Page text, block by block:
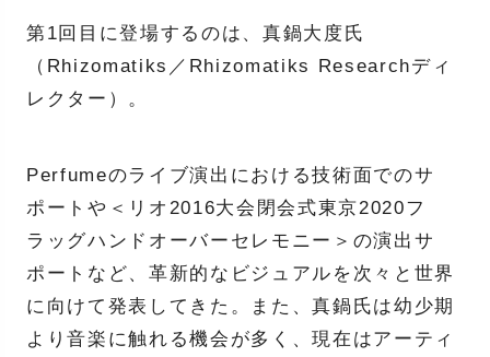
第1回目に登場するのは、真鍋大度氏
（Rhizomatiks／Rhizomatiks Researchディ
レクター）。
Perfumeのライブ演出における技術面でのサ
ポートや＜リオ2016大会閉会式東京2020フ
ラッグハンドオーバーセレモニー＞の演出サ
ポートなど、革新的なビジュアルを次々と世界
に向けて発表してきた。また、真鍋氏は幼少期
より音楽に触れる機会が多く、現在はアーティ